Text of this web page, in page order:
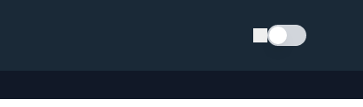
Schimba tema